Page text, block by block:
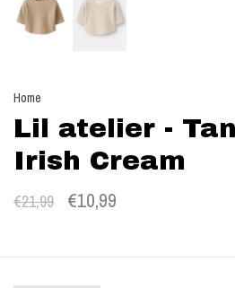
Home
Lil atelier -
Irish Cream
€21,99 €10,99